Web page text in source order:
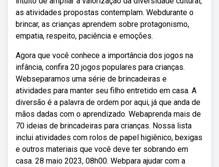
as atividades propostas contemplam. Webdurante o
brincar, as crianças aprendem sobre protagonismo,
empatia, respeito, paciência e emoções.
Agora que você conhece a importância dos jogos na
infância, confira 20 jogos populares para crianças.
Webseparamos uma série de brincadeiras e
atividades para manter seu filho entretido em casa. A
diversão é a palavra de ordem por aqui, já que anda de
mãos dadas com o aprendizado. Webaprenda mais de
70 ideias de brincadeiras para crianças. Nossa lista
inclui atividades com rolos de papel higiênico, bexigas
e outros materiais que você deve ter sobrando em
casa. 28 maio 2023, 08h00. Webpara ajudar com a